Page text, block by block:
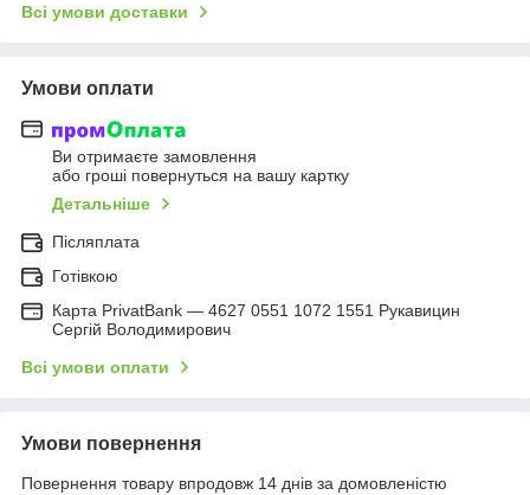
Всі умови доставки
Умови оплати
Ви отримаєте замовлення
або гроші повернуться на вашу картку
Детальніше
Післяплата
Готівкою
Карта PrivatBank — 4627 0551 1072 1551 Рукавицин
Сергій Володимирович
Всі умови оплати
Умови повернення
Повернення товару впродовж 14 днів за домовленістю